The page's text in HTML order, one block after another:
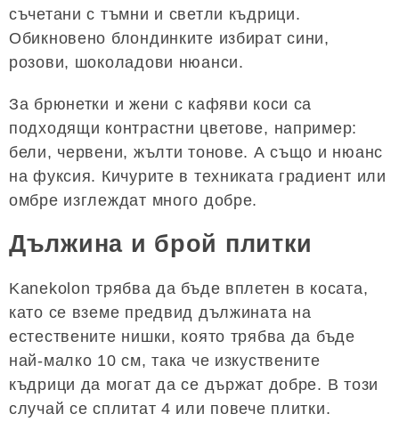
съчетани с тъмни и светли къдрици.
Обикновено блондинките избират сини,
розови, шоколадови нюанси.
За брюнетки и жени с кафяви коси са
подходящи контрастни цветове, например:
бели, червени, жълти тонове. А също и нюанс
на фуксия. Кичурите в техниката градиент или
омбре изглеждат много добре.
Дължина и брой плитки
Kanekolon трябва да бъде вплетен в косата,
като се вземе предвид дължината на
естествените нишки, която трябва да бъде
най-малко 10 см, така че изкуствените
къдрици да могат да се държат добре. В този
случай се сплитат 4 или повече плитки.